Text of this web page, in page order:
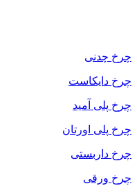
چرخ چدنی
چرخ دایکاست
چرخ پلی آمید
چرخ پلی اورتان
چرخ داربستی
چرخ ورقی